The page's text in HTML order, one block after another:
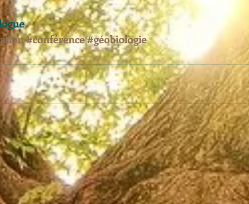
#conférence#géobiologie